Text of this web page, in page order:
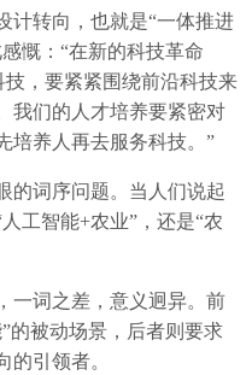
转向，也就是“一体推进
慨：“在新的科技革命
技，要紧紧围绕前沿科技来
我们的人才培养要紧密对
培养人再去服务科技。”
词序问题。当人们说起
工智能+农业”，还是“农
词之差，意义迥异。前
的被动场景，后者则要求
的引领者。